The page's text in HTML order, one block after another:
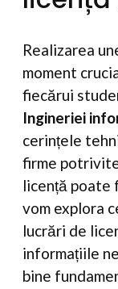
Realizarea
moment
fiecărui
Ingineriei
cerințele
firme
licență poate
vom explora
lucrări de
informațiile
bine